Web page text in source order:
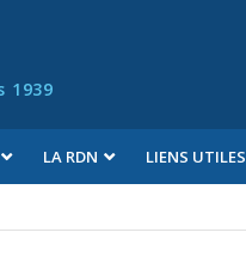
1939
LA RDN LIENS UTILES